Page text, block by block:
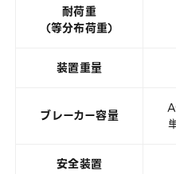
耐荷重
（等分布荷重）
装置重量
ブレーカー容量
安全装置